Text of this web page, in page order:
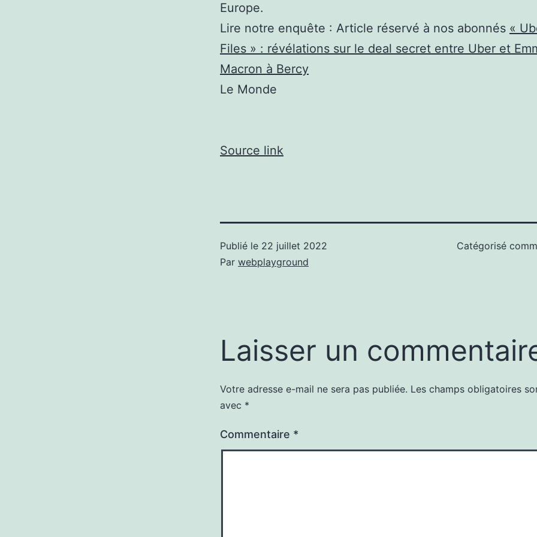
Europe.
Lire notre enquête : Article réservé à nos abonnés «
Files » : révélations sur le deal secret entre Uber et
Macron à Bercy
Le Monde
Source link
Publié le 22 juillet 2022
Par webplayground
Catégorisé
Laisser un
Votre adresse e-mail ne sera pas publiée. Les champs obligatoires
avec *
Commentaire *